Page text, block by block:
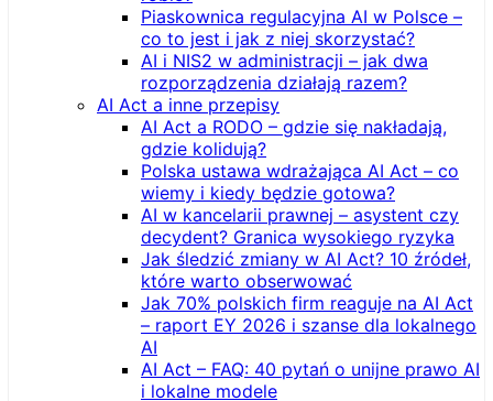
Piaskownica regulacyjna AI w Polsce –
co to jest i jak z niej skorzystać?
AI i NIS2 w administracji – jak dwa
rozporządzenia działają razem?
AI Act a inne przepisy
AI Act a RODO – gdzie się nakładają,
gdzie kolidują?
Polska ustawa wdrażająca AI Act – co
wiemy i kiedy będzie gotowa?
AI w kancelarii prawnej – asystent czy
decydent? Granica wysokiego ryzyka
Jak śledzić zmiany w AI Act? 10 źródeł,
które warto obserwować
Jak 70% polskich firm reaguje na AI Act
– raport EY 2026 i szanse dla lokalnego
AI
AI Act – FAQ: 40 pytań o unijne prawo AI
i lokalne modele